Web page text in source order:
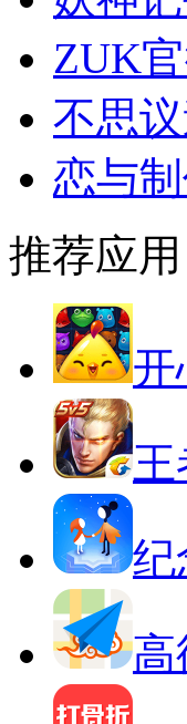
ZUK
不思
恋与
推荐应用
开
王
纪
高